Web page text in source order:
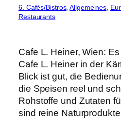
6. Cafés/Bistros, Allgemeines
Restaurants
Cafe L. Heiner, Wien:
Cafe L. Heiner in der
Blick ist gut, die
die Speisen reel und
Rohstoffe und Zutaten
sind reine